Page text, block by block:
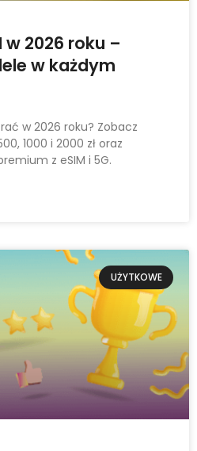
w 2026 roku –
w każdym
w 2026 roku? Zobacz
1000 i 2000 zł oraz
z eSIM i 5G.
UŻYTKOWE